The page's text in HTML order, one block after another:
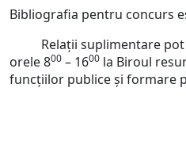
Bibliografia pentru concurs
Relaţii suplimentare pot
orele 800 – 1600 la Biroul
funcţiilor publice şi formare